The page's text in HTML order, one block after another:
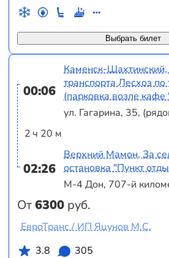
Выбрать билет
00:06
2 ч 20 м
02:26
От6300 руб.
Каменск-Шахтинский,
транспорта Лесхоз
(парковка возле кафе
ул. Гагарина, 35,
Верхний Мамон, За
остановка "Пункт
М-4 Дон, 707-й
ЕвроТранс / ИП Яцунов М.С.
3.8
305